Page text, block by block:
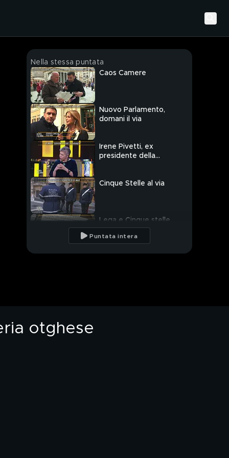
Nella stessa puntata
Caos Camere
Nuovo Parlamento,
domani il via
Irene Pivetti, ex
presidente della
Cinque Stelle al via
Lega e Cinque stelle,
insieme si può
Puntata intera
otghese